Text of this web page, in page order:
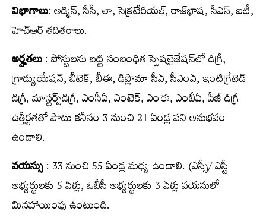
విభాగాలు: అడ్మిన్‌, సీసీ, లా, సెక్రటేరియల్‌, రాజ్‌భాష, సీఎస్‌, ఐటీ,
హెచ్‌ఆర్‌ తదితరాలు.
అర్హతలు: పోస్టుల‌ను బ‌ట్టి సంబంధిత స్పెషలైజేషన్‌లో డిగ్రీ,
గ్రాడ్యుయేషన్‌, బీటెక్‌, బీఈ, డిప్లొమా సీఏ, సీఎంఏ, ఇంటిగ్రేటెడ్‌
డిగ్రీ, మాస్టర్స్‌డిగ్రీ, ఎంసీఏ, ఎంటెక్‌, ఎంఈ, ఎంబీఏ, పీజీ డిగ్రీ
ఉత్తీర్ణతతో పాటు కనీసం 3 నుంచి 21 ఏండ్ల‌ పని అనుభవం
ఉండాలి.
వయస్సు: 33 నుంచి 55 ఏండ్ల మ‌ధ్య‌ ఉండాలి. (ఎస్సీ/ ఎస్టీ
అభ్యర్థులకు 5 ఏళ్లు, ఓబీసీ అభ్యర్థులకు 3 ఏళ్లు వయసులో
మిన‌హాయింపు ఉంటుంది.